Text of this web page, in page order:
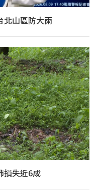
北山區防大雨
損失近6成